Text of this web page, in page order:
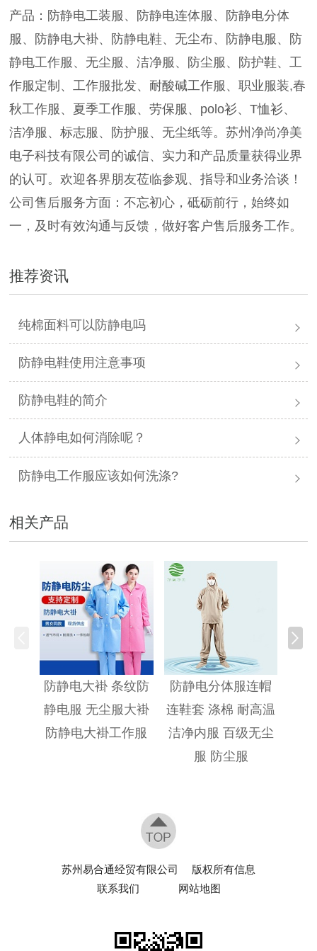
产品：防静电工装服、防静电连体服、防静电分体
服、防静电大褂、防静电鞋、无尘布、防静电服、防
静电工作服、无尘服、洁净服、防尘服、防护鞋、工
作服定制、工作服批发、耐酸碱工作服、职业服装,春
秋工作服、夏季工作服、劳保服、polo衫、T恤衫、
洁净服、标志服、防护服、无尘纸等。苏州净尚净美
电子科技有限公司的诚信、实力和产品质量获得业界
的认可。欢迎各界朋友莅临参观、指导和业务洽谈！
公司售后服务方面：不忘初心，砥砺前行，始终如
一，及时有效沟通与反馈，做好客户售后服务工作。
推荐资讯
纯棉面料可以防静电吗
防静电鞋使用注意事项
防静电鞋的简介
人体静电如何消除呢？
防静电工作服应该如何洗涤?
相关产品
防静电大褂 条纹防
静电服 无尘服大褂
防静电大褂工作服
防静电分体服连帽
连鞋套 涤棉 耐高温
洁净内服 百级无尘
服 防尘服
防
苏州易合通经贸有限公司
版权所有信息
联系我们
网站地图